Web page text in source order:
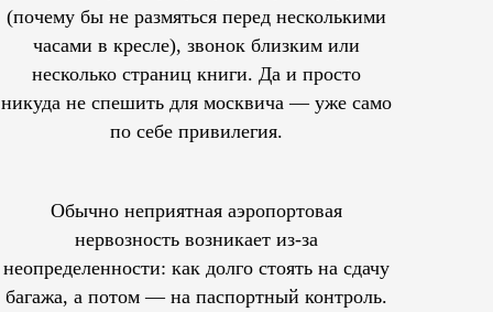
(почему бы не размяться перед несколькими
часами в кресле), звонок близким или
несколько страниц книги. Да и просто
никуда не спешить для москвича — уже само
по себе привилегия.
Обычно неприятная аэропортовая
нервозность возникает из-за
неопределенности: как долго стоять на сдачу
багажа, а потом — на паспортный контроль.